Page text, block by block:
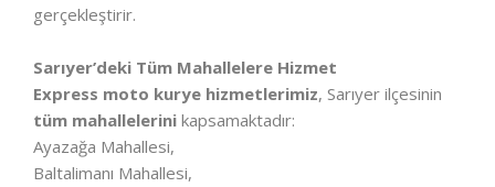
gerçekleştirir.
Sarıyer’deki Tüm Mahallelere Hizmet
Express moto kurye hizmetlerimiz, Sarıyer ilçesinin
tüm mahallelerini kapsamaktadır:
Ayazağa Mahallesi,
Baltalimanı Mahallesi,